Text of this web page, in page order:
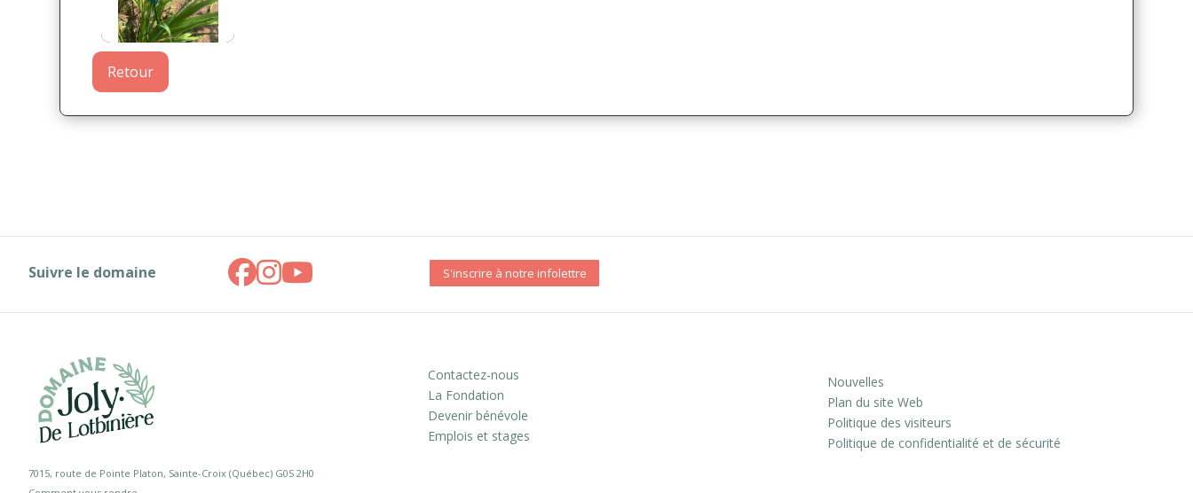
Retour
Suivre le domaine S'inscrire à notre infolettre
7015, route de Pointe Platon, Sainte-Croix (Québec) G0S 2H0
Contactez-nous
La Fondation
Devenir bénévole
Emplois et stages
Nouvelles
Plan du site Web
Politique des visiteurs
Politique de confidentialité et de sécurité